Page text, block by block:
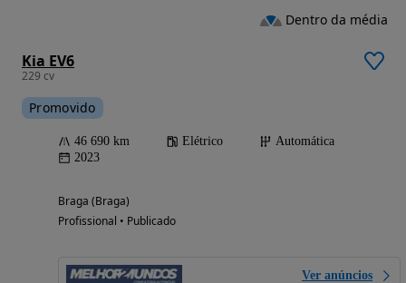
Kia EV6
229 cv
Promovido
46 690 km Elétrico
Automática
2023
Braga (Braga)
Profissional • Publicado
Ver anúncios
Dentro da média